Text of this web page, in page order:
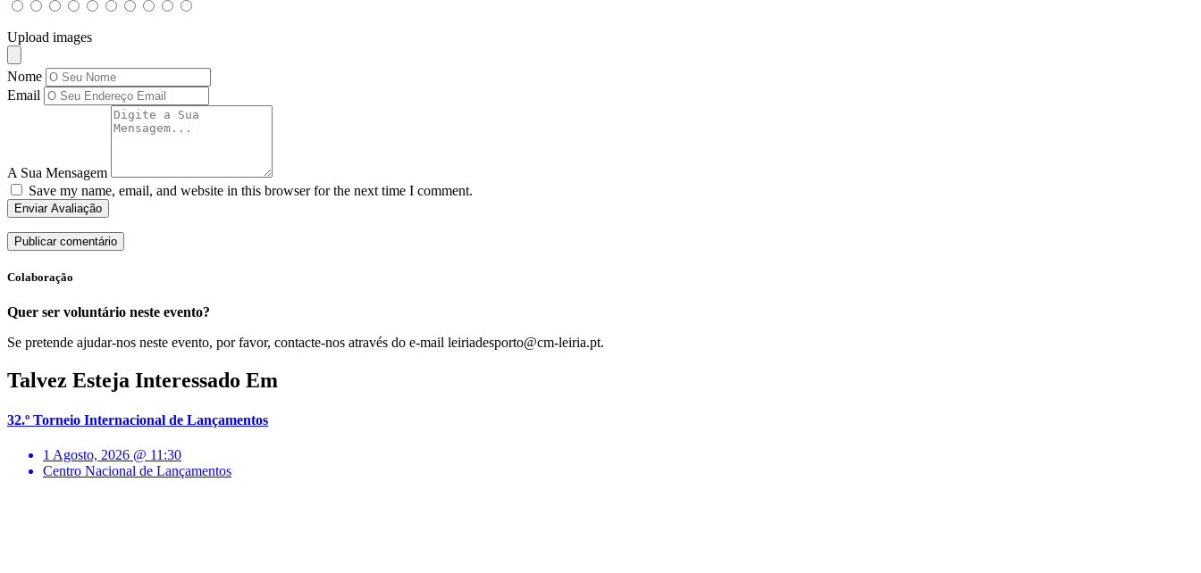
Upload images
Nome
Email
A Sua Mensagem
Save my name, email, and website in this browser for the next time I comment.
Enviar Avaliação
Colaboração
Quer ser voluntário neste evento?
Se pretende ajudar-nos neste evento, por favor, contacte-nos através do e-mail leiriadesporto@cm-leiria.pt.
Talvez Esteja Interessado Em
32.º Torneio Internacional de Lançamentos
1 Agosto, 2026 @ 11:30
Centro Nacional de Lançamentos